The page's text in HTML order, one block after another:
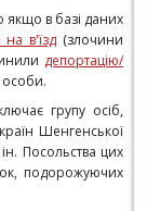
якщо в базі даних
в'їзд(злочини
депортацію/
особи.
групу осіб,
Шенгенської
Посольства цих
подорожуючих